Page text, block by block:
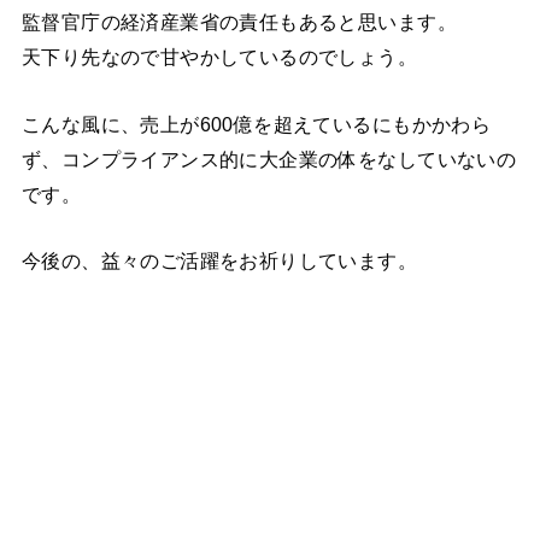
監督官庁の経済産業省の責任もあると思います。
天下り先なので甘やかしているのでしょう。
こんな風に、売上が600億を超えているにもかかわら
ず、コンプライアンス的に大企業の体をなしていないの
です。
今後の、益々のご活躍をお祈りしています。